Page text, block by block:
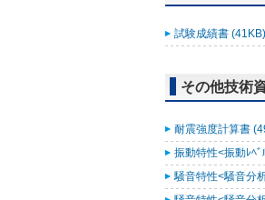
試験成績書 (41KB)
その他技術
耐震強度計算書
振動特性<振動ﾚﾍ
騒音特性<騒音分